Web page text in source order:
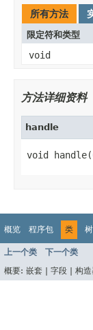
所有方法
限定符和类型
void
方法详细资料
handle
void handle(
概览 程序包 类 树
上一个类 下一个类
概要: 嵌套 | 字段 | 构造